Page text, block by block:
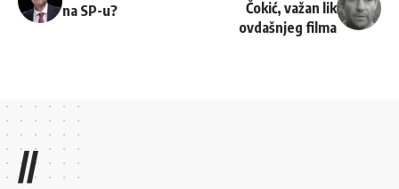
na SP-u?
Čokić, važan lik
ovdašnjeg filma
//